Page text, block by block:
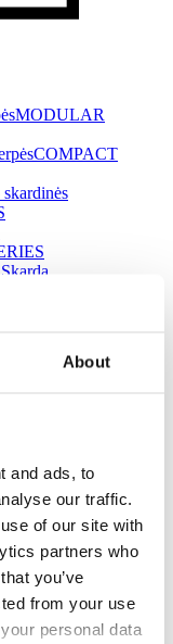
About
and ads, to
our traffic.
of our site with
partners who
you’ve
from your use
personal data
MODULAR
COMPACT